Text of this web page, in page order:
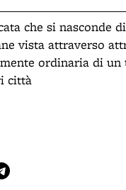
che si nasconde
vista attraverso
ordinaria di
città